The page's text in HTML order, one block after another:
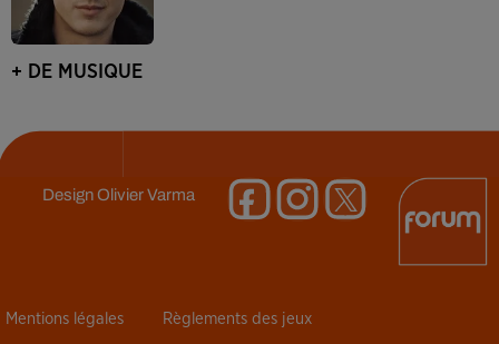
+ DE MUSIQUE
DesignOlivier Varma
Mentions légales Règlements des jeux